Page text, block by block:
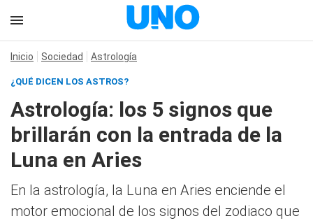
Inicio Sociedad Astrología
¿QUÉ DICEN LOS ASTROS?
Astrología: los 5 signos que
brillarán con la entrada de la
Luna en Aries
En la astrología, la Luna en Aries enciende el
motor emocional de los signos del zodiaco que